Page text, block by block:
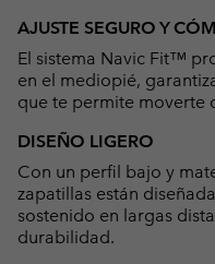
AJUSTE SEGURO Y
El sistema Navic Fit™
en el mediopié,
que te permite moverte
DISEÑO LIGERO
Con un perfil bajo y
zapatillas están
sostenido en largas
durabilidad.